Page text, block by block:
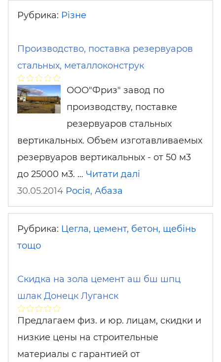
Рубрика: Різне
Производство, поставка резервуаров
стальных, металлоконструк
ООО"Фриз" завод по
производству, поставке
резервуаров стальных
вертикальных. Объем изготавливаемых
резервуаров вертикальных - от 50 м3
до 25000 м3. … Читати далі
30.05.2014 Росія, Абаза
Рубрика: Цегла, цемент, бетон, щебінь
тощо
Скидка на зола цемент аш бш шпц
шлак Донецк Луганск
Предлагаем физ. и юр. лицам, скидки и
низкие цены на строительные
материалы с гарантией от